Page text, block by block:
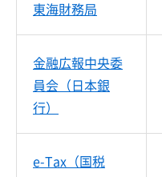
東海財務局
金融広報中央委
員会（日本銀
行）
e-Tax（国税